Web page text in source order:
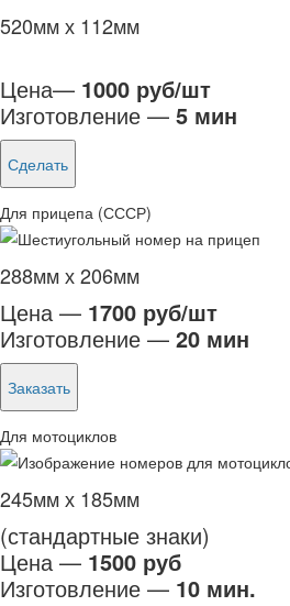
520мм х 112мм
Цена— 1000 руб/шт
Изготовление — 5 мин
Сделать
Для прицепа (СССР)
288мм х 206мм
Цена — 1700 руб/шт
Изготовление — 20 мин
Заказать
Для мотоциклов
245мм х 185мм
(стандартные знаки)
Цена — 1500 руб
Изготовление — 10 мин.